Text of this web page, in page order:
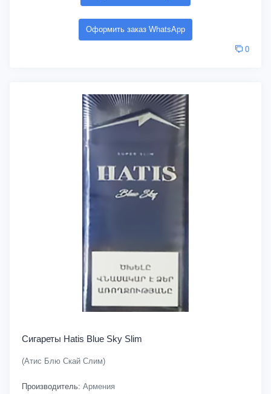
Оформить заказ WhatsApp
0
Сигареты Hatis Blue Sky Slim
(Атис Блю Скай Слим)
Производитель: Армения